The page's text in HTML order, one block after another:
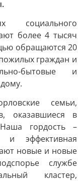
социального
более 4 тысяч
обращаются 20
граждан и
бытовые и
семьи,
оказавшиеся в
гордость –
эффективная
новые и новые
службе
кластер,